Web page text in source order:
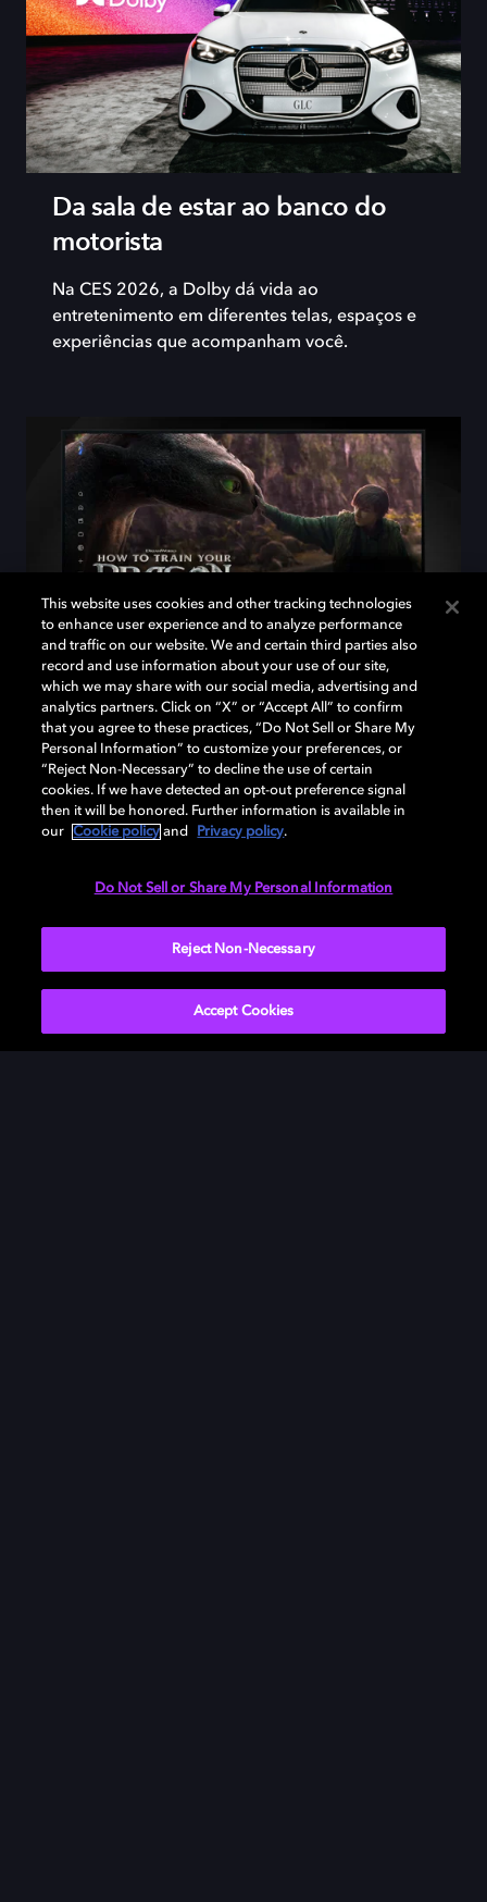
Da sala de estar ao banco do
motorista
Na CES 2026, a Dolby dá vida ao
entretenimento em diferentes telas, espaços e
experiências que acompanham você.
Definindo um novo padrão para
o streaming
A Peacock é o primeiro serviço de streaming a
reunir Dolby Vision e Dolby Atmos em filmes,
séries e esportes ao vivo, oferecendo uma
This website uses cookies and other tracking technologies
to enhance user experience and to analyze performance
and traffic on our website. We and certain third parties also
record and use information about your use of our site,
which we may share with our social media, advertising and
analytics partners. Click on “X” or “Accept All” to confirm
that you agree to these practices, “Do Not Sell or Share My
Personal Information” to customize your preferences, or
“Reject Non-Necessary” to decline the use of certain
cookies. If we have detected an opt-out preference signal
then it will be honored. Further information is available in
our
Cookie policy and Privacy policy.
Do Not Sell or Share My Personal Information
Reject Non-Necessary
Accept Cookies